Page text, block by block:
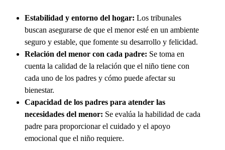
Estabilidad y entorno del hogar: Los tribunales
buscan asegurarse de que el menor esté en un ambiente
seguro y estable, que fomente su desarrollo y felicidad.
Relación del menor con cada padre: Se toma en
cuenta la calidad de la relación que el niño tiene con
cada uno de los padres y cómo puede afectar su
bienestar.
Capacidad de los padres para atender las
necesidades del menor: Se evalúa la habilidad de cada
padre para proporcionar el cuidado y el apoyo
emocional que el niño requiere.